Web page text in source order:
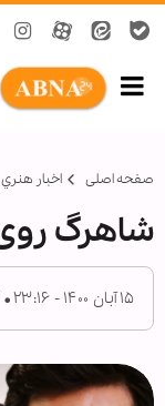
صفحه اصلی اخبار هنري
شاهرگ
۱۵ آبان ۱۴۰۰ - ۲۳:۱۶